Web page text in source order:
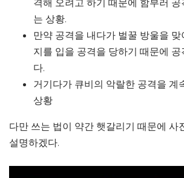
격해 오려고 하기 때문에 함부러
는 상황.
만약 공격을 내다가 벌꿀 방울을
지를 입을 공격을 당하기 때문에
다.
거기다가 큐비의 악랄한 공격을 계
상황
다만 쓰는 법이 약간 햇갈리기 때문에 사
설명하겠다.